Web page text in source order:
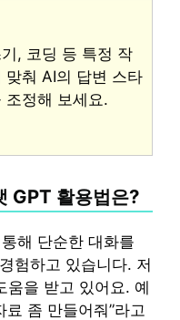
, 코딩 등 특정 작
맞춰 AI의 답변 스타
조정해 보세요.
GPT 활용법은?
해 단순한 대화를
험하고 있습니다. 저
움을 받고 있어요. 예
좀 만들어줘”라고